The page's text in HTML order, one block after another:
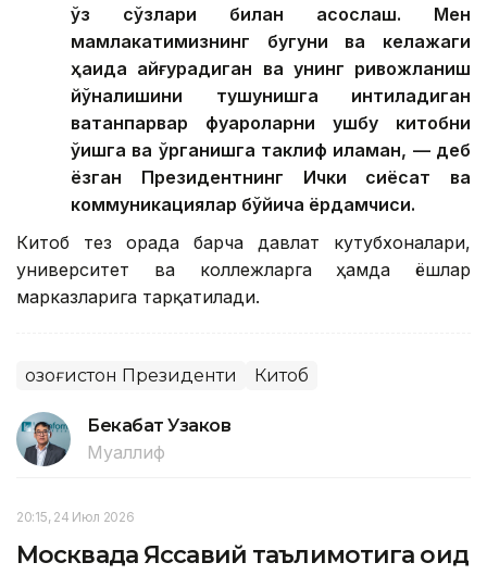
ўз сўзлари билан асослаш. Мен
мамлакатимизнинг бугуни ва келажаги
ҳақида қайғурадиган ва унинг ривожланиш
йўналишини тушунишга интиладиган
ватанпарвар фуқароларни ушбу китобни
ўқишга ва ўрганишга таклиф қиламан, — деб
ёзган Президентнинг Ички сиёсат ва
коммуникациялар бўйича ёрдамчиси.
Китоб тез орада барча давлат кутубхоналари,
университет ва коллежларга ҳамда ёшлар
марказларига тарқатилади.
Қозоғистон Президенти Китоб
Бекабат Узаков
Муаллиф
20:15, 24 Июл 2026
Москвада Яссавий таълимотига оид